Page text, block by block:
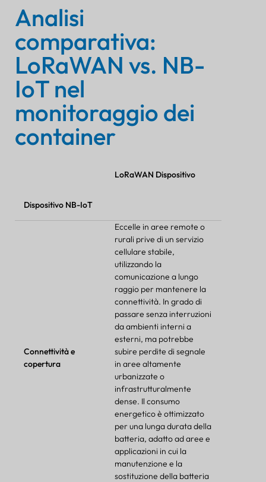
Analisi
comparativa:
LoRaWAN vs. NB-
IoT nel
monitoraggio dei
container
LoRaWAN Dispositivo
Dispositivo NB-IoT
Connettività e
copertura
Eccelle in aree remote o
rurali prive di un servizio
cellulare stabile,
utilizzando la
comunicazione a lungo
raggio per mantenere la
connettività. In grado di
passare senza interruzioni
da ambienti interni a
esterni, ma potrebbe
subire perdite di segnale
in aree altamente
urbanizzate o
infrastrutturalmente
dense. Il consumo
energetico è ottimizzato
per una lunga durata della
batteria, adatto ad aree e
applicazioni in cui la
manutenzione e la
sostituzione della batteria